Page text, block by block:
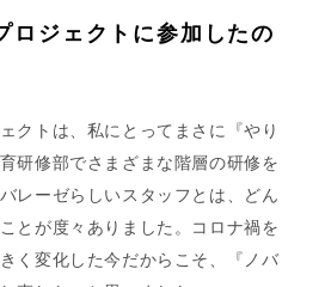
ジェクトに参加したの
クトは、私にとってまさに『やり
研修部でさまざまな階層の研修を
レーゼらしいスタッフとは、どん
とが度々ありました。コロナ禍を
く変化した今だからこそ、『ノバ
HOME